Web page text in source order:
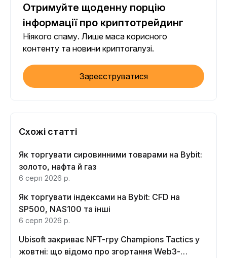
Отримуйте щоденну порцію
інформації про криптотрейдинг
Ніякого спаму. Лише маса корисного
контенту та новини криптогалузі.
Зареєструватися
Схожі статті
Як торгувати сировинними товарами на Bybit:
золото, нафта й газ
6 серп 2026 р.
Як торгувати індексами на Bybit: CFD на
SP500, NAS100 та інші
6 серп 2026 р.
Ubisoft закриває NFT-гру Champions Tactics у
жовтні: що відомо про згортання Web3-